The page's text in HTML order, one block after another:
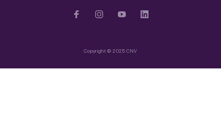
Copyright © 2025 CNV